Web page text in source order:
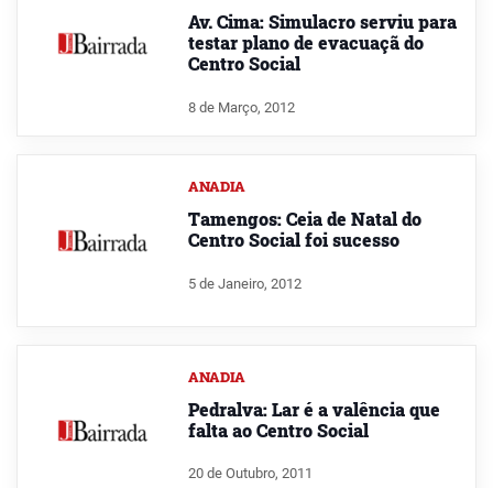
Av. Cima: Simulacro serviu para
testar plano de evacuaçã do
Centro Social
8 de Março, 2012
ANADIA
Tamengos: Ceia de Natal do
Centro Social foi sucesso
5 de Janeiro, 2012
ANADIA
Pedralva: Lar é a valência que
falta ao Centro Social
20 de Outubro, 2011